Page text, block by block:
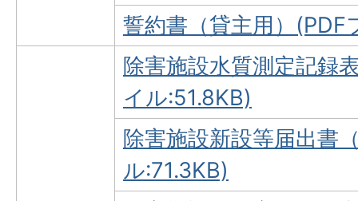
誓約書（貸主用）
除害施設水質測定記録
イル:51.8KB)
除害施設新設等届出書
ル:71.3KB)